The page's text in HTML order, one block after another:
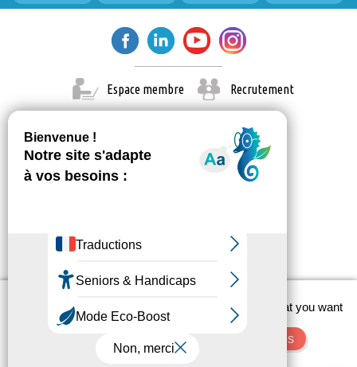
Espace membre Recrutement
© Paris Est Marne & Bois 2026
Administration Contact Mentions légales
This site uses cookies and gives you control over what you want
to activate
Deny all cookies